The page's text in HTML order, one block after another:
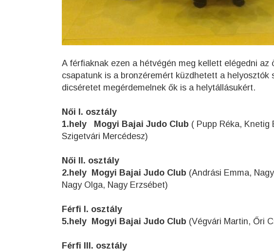
A férfiaknak ezen a hétvégén meg kellett elégedni
csapatunk is a bronzéremért küzdhetett a
dicséretet megérdemelnek ők is a helytállásukért.
Női I. osztály
1.hely Mogyi Bajai Judo Club ( Pupp Réka, Knetig
Szigetvári Mercédesz)
Női II. osztály
2.hely Mogyi Bajai Judo Club (Andrási Emma,
Nagy Olga, Nagy Erzsébet)
Férfi I. osztály
5.hely Mogyi Bajai Judo Club (Végvári Martin, Őri
Férfi III. osztály